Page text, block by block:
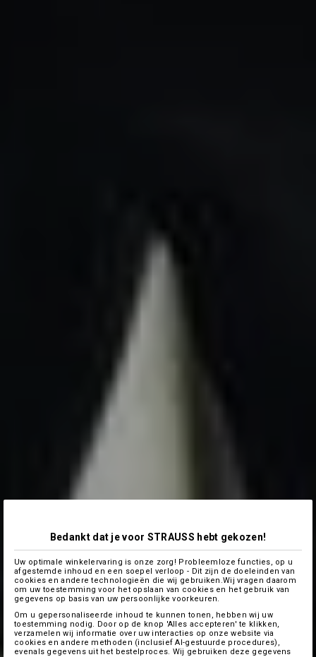
Bedankt dat je voor STRAUSS hebt gekozen!
Uw optimale winkelervaring is onze zorg! Probleemloze functies, op u
afgestemde inhoud en een soepel verloop - Dit zijn de doeleinden van
cookies en andere technologieën die wij gebruiken.Wij vragen daarom
om uw toestemming voor het opslaan van cookies en het gebruik van
gegevens op basis van uw persoonlijke voorkeuren.
Om u gepersonaliseerde inhoud te kunnen tonen, hebben wij uw
toestemming nodig. Door op de knop 'Alles accepteren' te klikken,
verzamelen wij informatie over uw interacties op onze website via
cookies en andere methoden (inclusief AI-gestuurde procedures),
evenals gegevens uit het bestelproces. Wij gebruiken deze gegevens